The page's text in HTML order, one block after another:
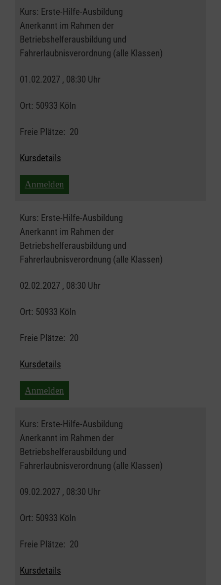
Kurs: Erste-Hilfe-Ausbildung
Anerkannt im Rahmen der
Betriebshelferausbildung und
Fahrerlaubnisverordnung (alle Klassen)
01.02.2027 , 08:30 Uhr
Ort: 50933 Köln
Freie Plätze: 20
Kursdetails
Anmelden
Kurs: Erste-Hilfe-Ausbildung
Anerkannt im Rahmen der
Betriebshelferausbildung und
Fahrerlaubnisverordnung (alle Klassen)
02.02.2027 , 08:30 Uhr
Ort: 50933 Köln
Freie Plätze: 20
Kursdetails
Anmelden
Kurs: Erste-Hilfe-Ausbildung
Anerkannt im Rahmen der
Betriebshelferausbildung und
Fahrerlaubnisverordnung (alle Klassen)
09.02.2027 , 08:30 Uhr
Ort: 50933 Köln
Freie Plätze: 20
Kursdetails